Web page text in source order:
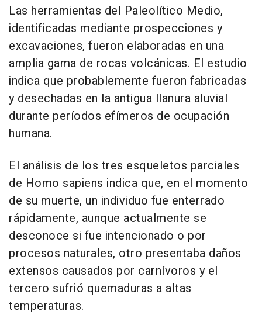
Las herramientas del Paleolítico Medio,
identificadas mediante prospecciones y
excavaciones, fueron elaboradas en una
amplia gama de rocas volcánicas. El estudio
indica que probablemente fueron fabricadas
y desechadas en la antigua llanura aluvial
durante períodos efímeros de ocupación
humana.
El análisis de los tres esqueletos parciales
de Homo sapiens indica que, en el momento
de su muerte, un individuo fue enterrado
rápidamente, aunque actualmente se
desconoce si fue intencionado o por
procesos naturales, otro presentaba daños
extensos causados por carnívoros y el
tercero sufrió quemaduras a altas
temperaturas.